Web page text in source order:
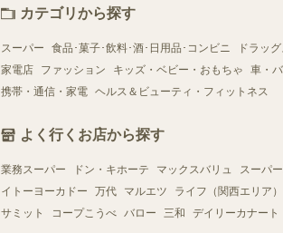
カテゴリから探す
スーパー 食品･菓子･飲料･酒･日用品･コンビニ ドラッ
家電店
ファッション キッズ・ベビー・おもちゃ 車・
携帯・通信・家電 ヘルス＆ビューティ・フィットネス
よく行くお店から探す
業務スーパー ドン・キホーテ マックスバリュ スーパ
イトーヨーカドー
万代 マルエツ ライフ（関西エリア）
サミット
コープこうべ バロー 三和 デイリーカナート